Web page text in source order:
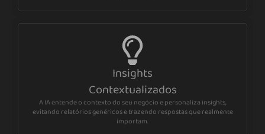
Insights
Contextualizados
A IA entende o contexto do seu negócio e personaliza insights,
evitando relatórios genéricos e trazendo respostas que realmente
importam.